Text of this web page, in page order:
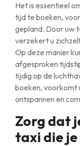
Het is essentieel
tijd te boeken,
gepland. Door uw
verzekert u
Op deze manier
afgesproken
tijdig op de
boeken, voorkomt
ontspannen en
Zorg dat
taxi die